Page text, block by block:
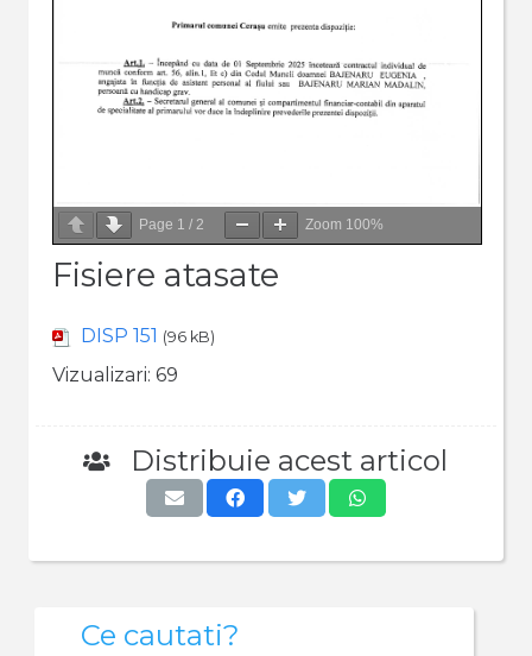
Page 1 / 2 Zoom 100%
Fisiere atasate
DISP 151 (96 kB)
Vizualizari: 69
Distribuie acest articol
Ce cautati?